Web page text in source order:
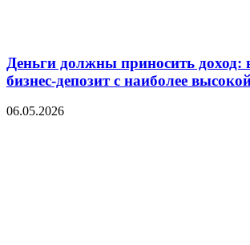
Деньги должны приносить доход:
бизнес-депозит с наиболее
06.05.2026